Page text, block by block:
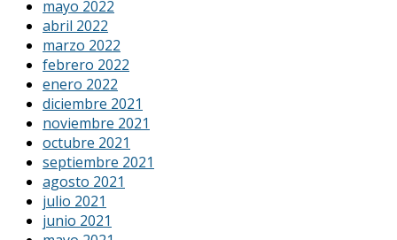
mayo 2022
abril 2022
marzo 2022
febrero 2022
enero 2022
diciembre 2021
noviembre 2021
octubre 2021
septiembre 2021
agosto 2021
julio 2021
junio 2021